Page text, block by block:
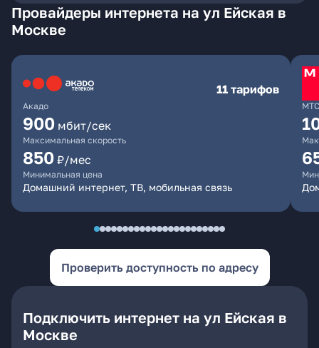
Провайдеры интернета на ул Ейская в
Москве
Акадо
11 тарифов
900 мбит/сек
Максимальная скорость
850 ₽/мес
Минимальная цена
Домашний интернет, ТВ, мобильная связь
МТС
Проверить доступность по адресу
Подключить интернет на ул Ейская в
Москве